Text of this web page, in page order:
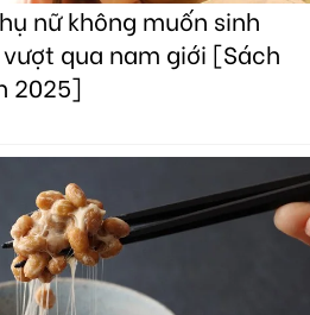
nữ không muốn sinh
qua nam giới [Sách
2025]